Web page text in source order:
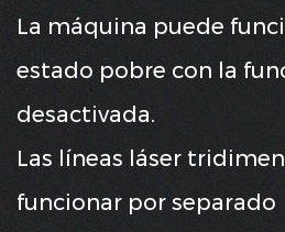
La máquina puede
estado pobre con la
desactivada.
Las líneas láser
funcionar por separado